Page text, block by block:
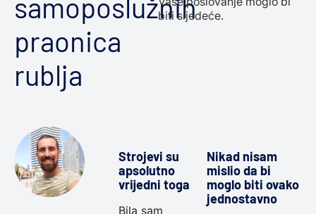
samoposlužnih
praonica
rublja
biti sljedeće.
Strojevi su
apsolutno
vrijedni toga
Bila sam
Nikad nisam
mislio da bi
moglo biti ovako
jednostavno